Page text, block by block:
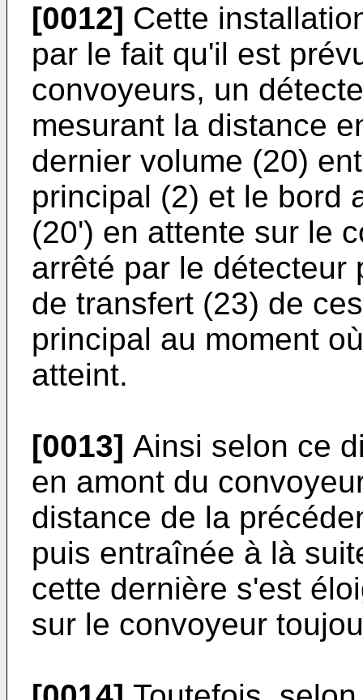
[0012] Cette
par le fait qu'il est
convoyeurs, un
mesurant la distance
dernier volume (20)
principal (2) et le bord
(20') en attente sur le
arrêté par le détecteur
de transfert (23) de
principal au moment
atteint.
[0013] Ainsi selon ce
en amont du
distance de la
puis entraînée à là
cette dernière s'est
sur le convoyeur